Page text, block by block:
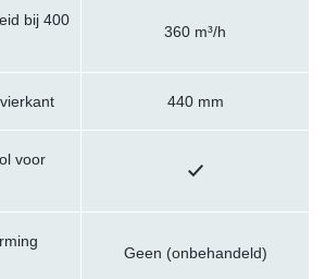
bij 400
360 m³/h
440 mm
voor
Geen (onbehandeld)